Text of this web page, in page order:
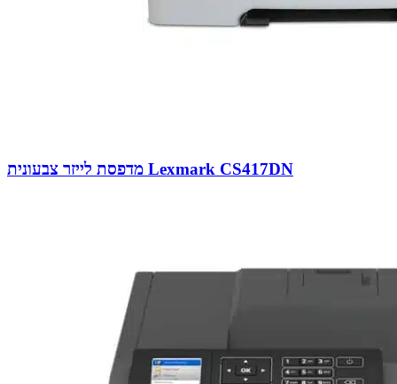
מדפסת לייזר צבעונית Lexmark CS417DN